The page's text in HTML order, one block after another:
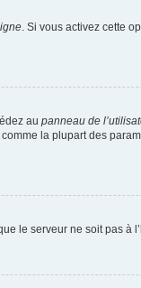
. Si vous activez cette
au panneau de
la plupart des
le serveur ne soit pas à